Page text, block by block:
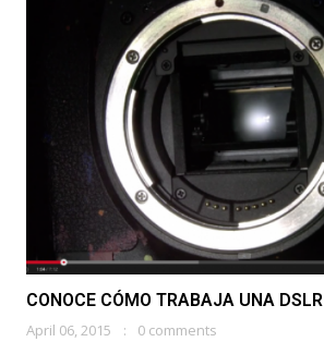
CONOCE CÓMO TRABAJA UNA DSLR
April 06, 2015
0 comments